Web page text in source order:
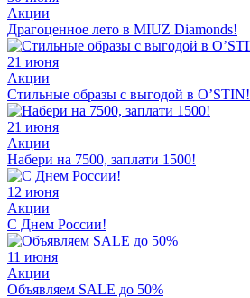
Акции
Драгоценное лето в MIUZ Diamonds!
21 июня
Акции
Стильные образы с выгодой в O’STIN!
21 июня
Акции
Набери на 7500, заплати 1500!
12 июня
Акции
С Днем России!
11 июня
Акции
Объявляем SALE до 50%